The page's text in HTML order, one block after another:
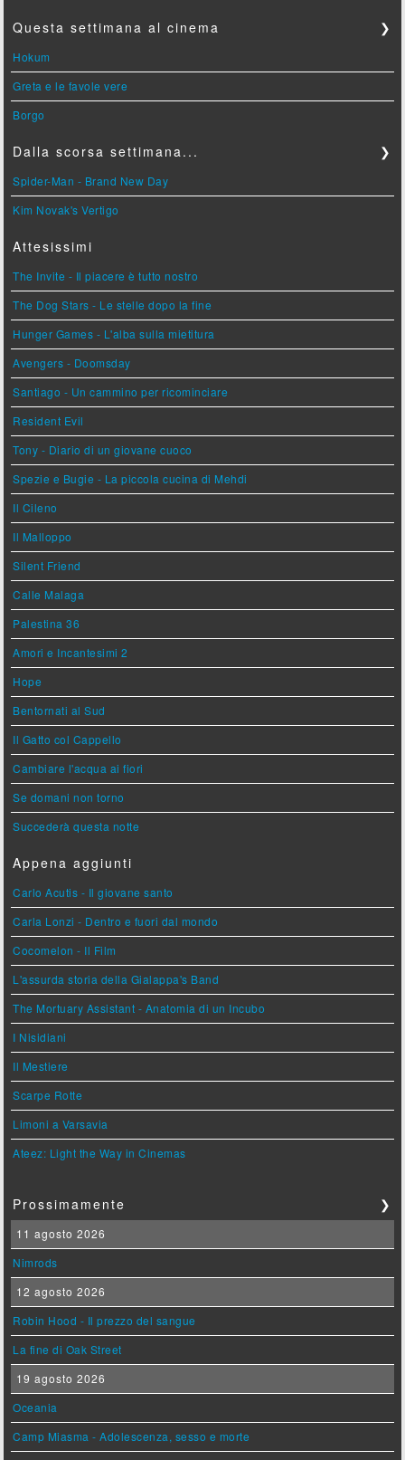
Questa settimana al cinema ❯
Hokum
Greta e le favole vere
Borgo
Dalla scorsa settimana... ❯
Spider-Man - Brand New Day
Kim Novak's Vertigo
Attesissimi
The Invite - Il piacere è tutto nostro
The Dog Stars - Le stelle dopo la fine
Hunger Games - L'alba sulla mietitura
Avengers - Doomsday
Santiago - Un cammino per ricominciare
Resident Evil
Tony - Diario di un giovane cuoco
Spezie e Bugie - La piccola cucina di Mehdi
Il Cileno
Il Malloppo
Silent Friend
Calle Malaga
Palestina 36
Amori e Incantesimi 2
Hope
Bentornati al Sud
Il Gatto col Cappello
Cambiare l'acqua ai fiori
Se domani non torno
Succederà questa notte
Appena aggiunti
Carlo Acutis - Il giovane santo
Carla Lonzi - Dentro e fuori dal mondo
Cocomelon - Il Film
L'assurda storia della Gialappa's Band
The Mortuary Assistant - Anatomia di un Incubo
I Nisidiani
Il Mestiere
Scarpe Rotte
Limoni a Varsavia
Ateez: Light the Way in Cinemas
Prossimamente ❯
11 agosto 2026
Nimrods
12 agosto 2026
Robin Hood - Il prezzo del sangue
La fine di Oak Street
19 agosto 2026
Oceania
Camp Miasma - Adolescenza, sesso e morte